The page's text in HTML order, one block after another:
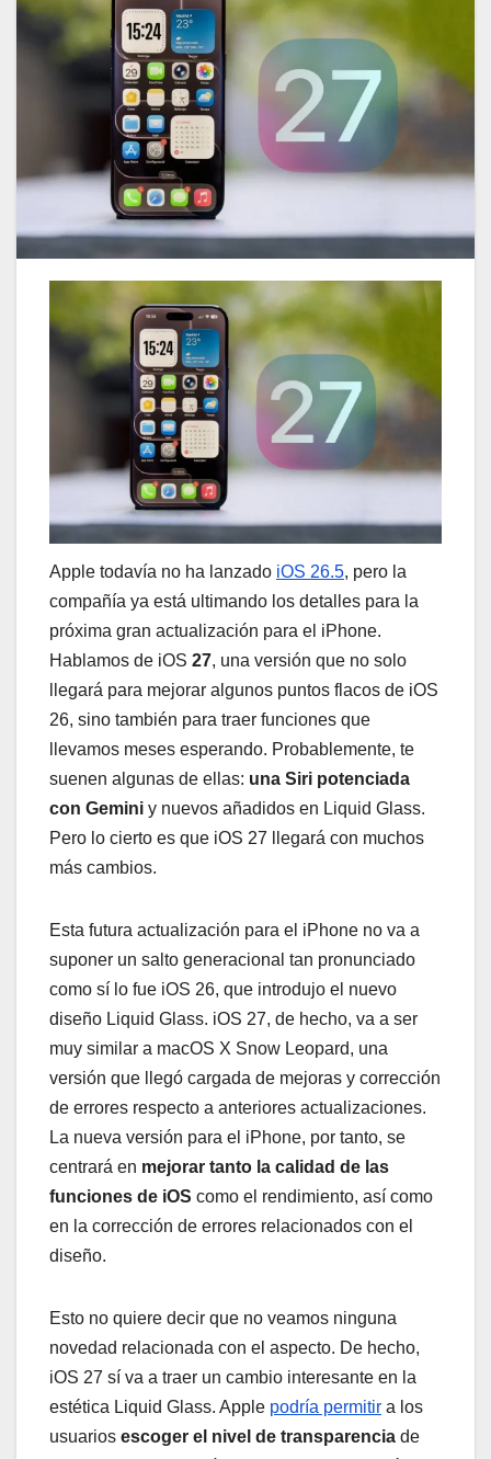
Apple todavía no ha lanzado iOS 26.5, pero la
compañía ya está ultimando los detalles para la
próxima gran actualización para el iPhone.
Hablamos de iOS 27, una versión que no solo
llegará para mejorar algunos puntos flacos de iOS
26, sino también para traer funciones que
llevamos meses esperando. Probablemente, te
suenen algunas de ellas: una Siri potenciada
con Gemini y nuevos añadidos en Liquid Glass.
Pero lo cierto es que iOS 27 llegará con muchos
más cambios.
Esta futura actualización para el iPhone no va a
suponer un salto generacional tan pronunciado
como sí lo fue iOS 26, que introdujo el nuevo
diseño Liquid Glass. iOS 27, de hecho, va a ser
muy similar a macOS X Snow Leopard, una
versión que llegó cargada de mejoras y corrección
de errores respecto a anteriores actualizaciones.
La nueva versión para el iPhone, por tanto, se
centrará en mejorar tanto la calidad de las
funciones de iOS como el rendimiento, así como
en la corrección de errores relacionados con el
diseño.
Esto no quiere decir que no veamos ninguna
novedad relacionada con el aspecto. De hecho,
iOS 27 sí va a traer un cambio interesante en la
estética Liquid Glass. Apple podría permitir a los
usuarios escoger el nivel de transparencia de